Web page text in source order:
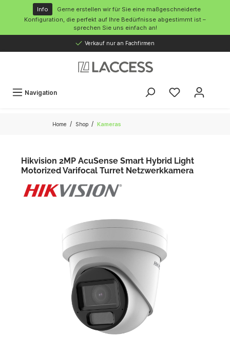
springen
Info
Gerne erstellen wir für Sie eine maßgeschneiderte
Konfiguration, die perfekt auf Ihre Bedürfnisse abgestimmt ist –
sprechen Sie uns einfach an!
Verkauf nur an Fachfirmen
Navigation
Home / Shop / Kameras
Hikvision 2MP AcuSense Smart Hybrid Light
Motorized Varifocal Turret Netzwerkkamera